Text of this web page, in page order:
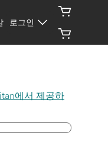
로그인
에서 제공하